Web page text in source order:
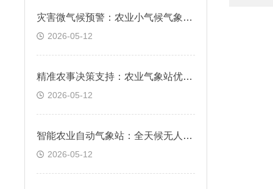
灾害微气候预警：农业小气候气象站，科学防范局部气象风险
2026-05-12
精准农事决策支持：农业气象站优势，数据驱动科学种植管理
2026-05-12
智能农业自动气象站：全天候无人值守，精准采集农田气候数据
2026-05-12